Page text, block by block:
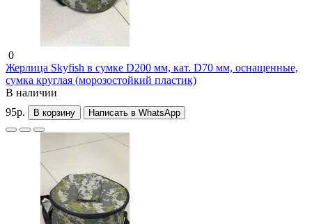
0
Жерлица Skyfish в сумке D200 мм, кат. D70 мм, оснащенные,
сумка круглая (морозостойкий пластик)
В наличии
95р.
В корзину Написать в WhatsApp